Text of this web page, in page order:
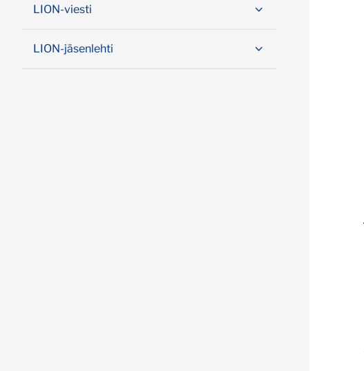
LION-viesti
LION-jäsenlehti